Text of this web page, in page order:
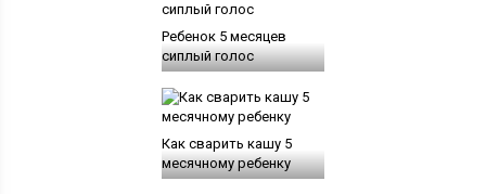
Ребенок 5 месяцев
сиплый голос
Как сварить кашу 5
месячному ребенку